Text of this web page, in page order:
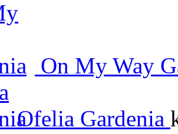
On My Way
Ofelia Gardenia